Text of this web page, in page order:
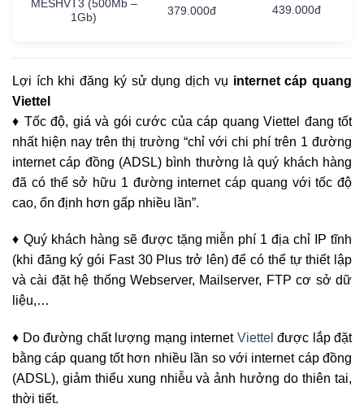
MESHVT3 (500Mb –
1Gb)
379.000đ 439.000đ
Lợi ích khi đăng ký sử dụng dịch vụ internet cáp quang
Viettel
♦ Tốc độ, giá và gói cước của cáp quang Viettel đang tốt
nhất hiện nay trên thị trường “chỉ với chi phí trên 1 đường
internet cáp đồng (ADSL) bình thường là quý khách hàng
đã có thể sở hữu 1 đường internet cáp quang với tốc độ
cao, ổn định hơn gấp nhiều lần”.
♦ Quý khách hàng sẽ được tặng miễn phí 1 địa chỉ IP tĩnh
(khi đăng ký gói Fast 30 Plus trở lên) để có thể tự thiết lập
và cài đặt hệ thống Webserver, Mailserver, FTP cơ sở dữ
liệu,…
♦ Do đường chất lượng mạng internet Viettel được lắp đặt
bằng cáp quang tốt hơn nhiều lần so với internet cáp đồng
(ADSL), giảm thiểu xung nhiễu và ảnh hưởng do thiên tai,
thời tiết.